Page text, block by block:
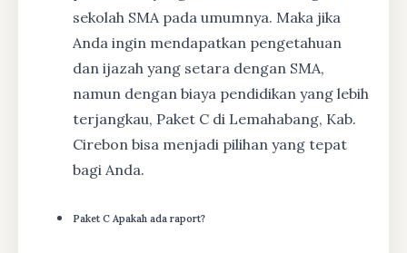
sekolah SMA pada umumnya. Maka jika
Anda ingin mendapatkan pengetahuan
dan ijazah yang setara dengan SMA,
namun dengan biaya pendidikan yang lebih
terjangkau, Paket C di Lemahabang, Kab.
Cirebon bisa menjadi pilihan yang tepat
bagi Anda.
Paket C Apakah ada raport?